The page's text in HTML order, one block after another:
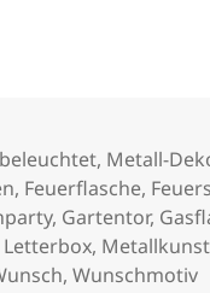
, Metall-
, Feuerflasche,
, Gartentor,
Letterbox, Metallkunst
,Wunschmotiv